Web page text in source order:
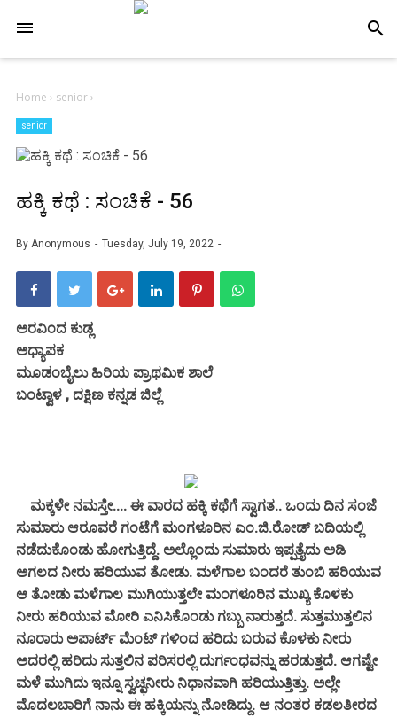
search
Home › senior›
senior
ಹಕ್ಕಿ ಕಥೆ : ಸಂಚಿಕೆ - 56
By Anonymous Tuesday, July 19, 2022
ಅರವಿಂದ ಕುಡ್ಲ
ಅಧ್ಯಾಪಕ
ಮೂಡಂಬೈಲು ಹಿರಿಯ ಪ್ರಾಥಮಿಕ ಶಾಲೆ
ಬಂಟ್ವಾಳ , ದಕ್ಷಿಣ ಕನ್ನಡ ಜಿಲ್ಲೆ
ಮಕ್ಕಳೇ ನಮಸ್ತೇ.... ಈ ವಾರದ ಹಕ್ಕಿ ಕಥೆಗೆ ಸ್ವಾಗತ.. ಒಂದು ದಿನ ಸಂಜೆ
ಸುಮಾರು ಆರೂವರೆ ಗಂಟೆಗೆ ಮಂಗಳೂರಿನ ಎಂ.ಜಿ.ರೋಡ್ ಬದಿಯಲ್ಲಿ
ನಡೆದುಕೊಂಡು ಹೋಗುತ್ತಿದ್ದೆ. ಅಲ್ಲೊಂದು ಸುಮಾರು ಇಪ್ಪತ್ತೈದು ಅಡಿ
ಅಗಲದ ನೀರು ಹರಿಯುವ ತೋಡು. ಮಳೆಗಾಲ ಬಂದರೆ ತುಂಬಿ ಹರಿಯುವ
ಆ ತೋಡು ಮಳೆಗಾಲ ಮುಗಿಯುತ್ತಲೇ ಮಂಗಳೂರಿನ ಮುಖ್ಯ ಕೊಳಕು
ನೀರು ಹರಿಯುವ ಮೋರಿ ಎನಿಸಿಕೊಂಡು ಗಬ್ಬು ನಾರುತ್ತದೆ. ಸುತ್ತಮುತ್ತಲಿನ
ನೂರಾರು ಅಪಾರ್ಟ್ ಮೆಂಟ್ ಗಳಿಂದ ಹರಿದು ಬರುವ ಕೊಳಕು ನೀರು
ಅದರಲ್ಲಿ ಹರಿದು ಸುತ್ತಲಿನ ಪರಿಸರಲ್ಲಿ ದುರ್ಗಂಧವನ್ನು ಹರಡುತ್ತದೆ. ಆಗಷ್ಟೇ
ಮಳೆ ಮುಗಿದು ಇನ್ನೂ ಸ್ವಚ್ಛನೀರು ನಿಧಾನವಾಗಿ ಹರಿಯುತ್ತಿತ್ತು. ಅಲ್ಲೇ
ಮೊದಲಬಾರಿಗೆ ನಾನು ಈ ಹಕ್ಕಿಯನ್ನು ನೋಡಿದ್ದು. ಆ ನಂತರ ಕಡಲತೀರದ